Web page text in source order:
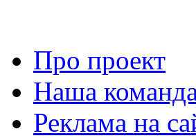
Про проект
Наша
Реклама на